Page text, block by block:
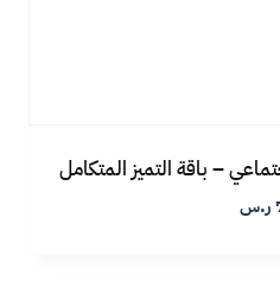
– باقة التميز المتكامل
ر.س